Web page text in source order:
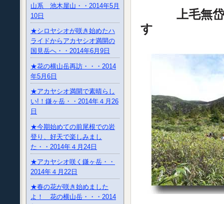
山系 池木屋山・・2014年5月
10日
★シロヤシオが咲き始めたハ
ライドからアカヤシオ満開の
国見岳へ・・2014年6月9日
★花の横山岳再訪・・・2014
年5月6日
★アカヤシオ満開で素晴らし
い!！鎌ヶ岳・・2014年４月26
日
★今期始めての前尾根での岩
登り、好天で楽しみまし
た・・2014年４月24日
★アカヤシオ咲く鎌ヶ岳・・
2014年４月22日
★春の花が咲き始めました
よ！ 花の横山岳・・・2014
上毛無
す